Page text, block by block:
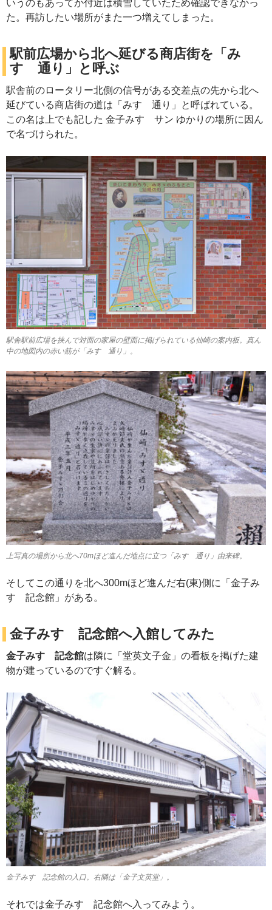
いうのもあってか付近は積雪していたため確認できなかっ
た。再訪したい場所がまた一つ増えてしまった。
駅前広場から北へ延びる商店街を「み
すゞ通り」と呼ぶ
駅舎前のロータリー北側の信号がある交差点の先から北へ
延びている商店街の道は「みすゞ通り」と呼ばれている。
この名は上でも記した 金子みすゞサン ゆかりの場所に因ん
で名づけられた。
駅舎駅前広場を挟んで対面の家屋の壁面に掲げられている仙崎の案内板。真ん
中の地図内の赤い筋が「みすゞ通り」。
上写真の場所から北へ70mほど進んだ地点に立つ「みすゞ通り」由来碑。
そしてこの通りを北へ300mほど進んだ右(東)側に「金子み
すゞ記念館」がある。
金子みすゞ記念館へ入館してみた
金子みすゞ記念館は隣に「堂英文子金」の看板を掲げた建
物が建っているのですぐ解る。
金子みすゞ記念館の入口。右隣は「金子文英堂」。
それでは金子みすゞ記念館へ入ってみよう。